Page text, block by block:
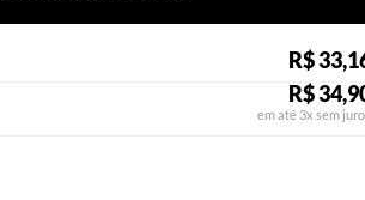
R$
R$
em até 3x sem